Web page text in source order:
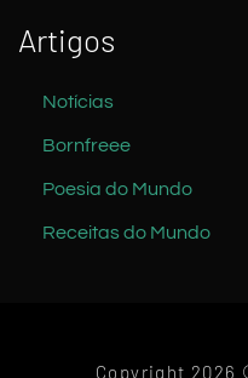
Artigos
Notícias
Bornfreee
Poesia do Mundo
Receitas do Mundo
Copyright 2026